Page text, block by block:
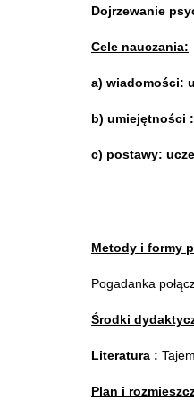
Dojrzewanie
Cele nauczania:
a) wiadomości:
b) umiejętności
c) postawy:
Metody i formy
Pogadanka
Środki
Literatura :
Plan i